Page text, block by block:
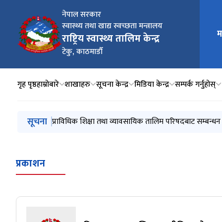
नेपाल सरकार
स्वास्थ्य तथा खाद्य स्वच्छता मन्त्रालय
राष्ट्रिय स्वास्थ्य तालिम केन्द्र
टेकु, काठमाडौँ
मुख्य
गृह पृष्ठहाम्रोबारे शाखाहरु सूचना केन्द्र मिडिया केन्द्र सम्पर्क गर्नुहोस्
मुख्य नेभिगेसनमा जानुहोस्
सूचना प्राविधिक शिक्षा तथा व्यावसायिक तालिम परिषदबाट
प्रकाशन